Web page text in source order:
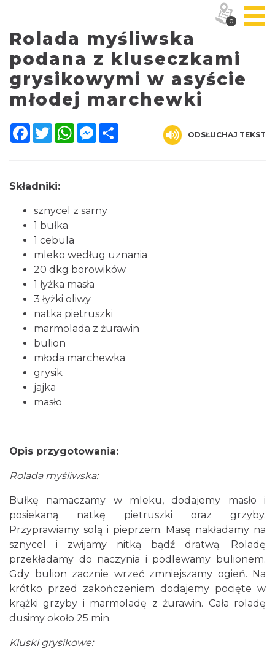
Rolada myśliwska
podana z kluseczkami
grysikowymi w asyście
młodej marchewki
Facebook
TwitterWhatsAppMessenger
ODSŁUCHAJ TEKST
Składniki:
sznycel z sarny
1 bułka
1 cebula
mleko według uznania
20 dkg borowików
1 łyżka masła
3 łyżki oliwy
natka pietruszki
marmolada z żurawin
bulion
młoda marchewka
grysik
jajka
masło
Opis przygotowania:
Rolada myśliwska:
Bułkę namaczamy w mleku, dodajemy masło i
posiekaną natkę pietruszki oraz grzyby.
Przyprawiamy solą i pieprzem. Masę nakładamy na
sznycel i zwijamy nitką bądź dratwą. Roladę
przekładamy do naczynia i podlewamy bulionem.
Gdy bulion zacznie wrzeć zmniejszamy ogień. Na
krótko przed zakończeniem dodajemy pocięte w
krążki grzyby i marmoladę z żurawin. Cała roladę
dusimy około 25 min.
Kluski grysikowe:
0